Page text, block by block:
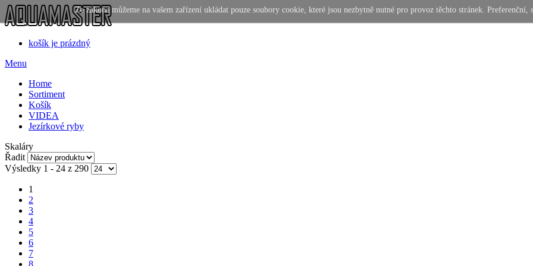
košík je prázdný
Menu
Home
Sortiment
Košík
VIDEA
Jezírkové ryby
Skaláry
Řadit
Výsledky 1 - 24 z 290
1
2
3
4
5
6
7
8
Ze zákona můžeme na vašem zařízení ukládat pouze soubory cookie, které jsou nezbytně nutné pro provoz těchto stránek.